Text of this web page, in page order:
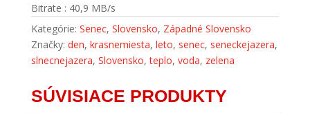
Bitrate : 40,9 MB/s
Kategórie: Senec, Slovensko, Západné Slovensko
Značky: den, krasnemiesta, leto, senec, seneckejazera,
slnecnejazera, Slovensko,teplo, voda, zelena
SÚVISIACE PRODUKTY